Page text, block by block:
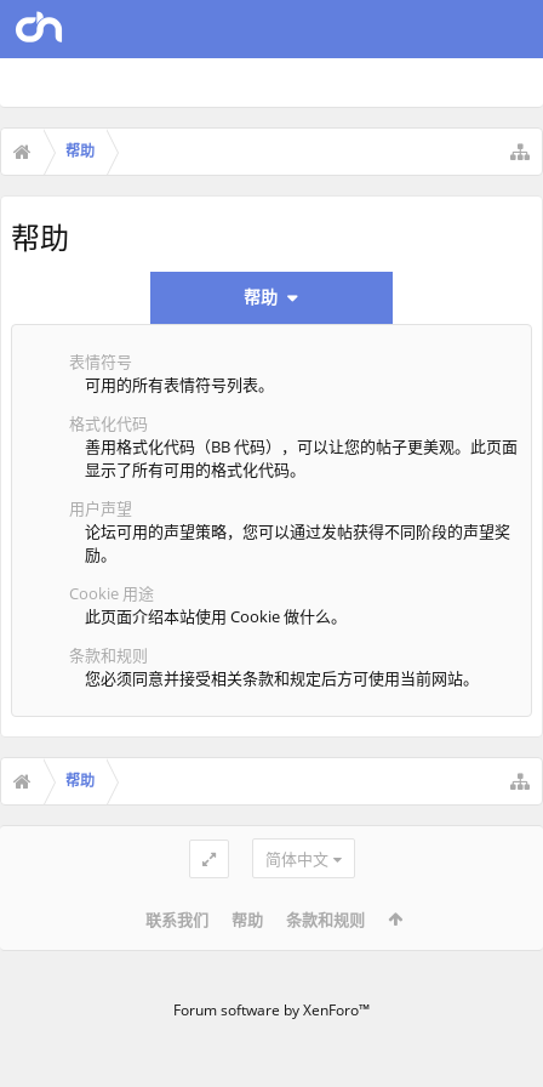
帮助
帮助
帮助
表情符号
可用的所有表情符号列表。
格式化代码
善用格式化代码（BB 代码），可以让您的帖子更美观。此页面
显示了所有可用的格式化代码。
用户声望
论坛可用的声望策略，您可以通过发帖获得不同阶段的声望奖
励。
Cookie 用途
此页面介绍本站使用 Cookie 做什么。
条款和规则
您必须同意并接受相关条款和规定后方可使用当前网站。
帮助
简体中文
联系我们 帮助 条款和规则
Forum software by XenForo™